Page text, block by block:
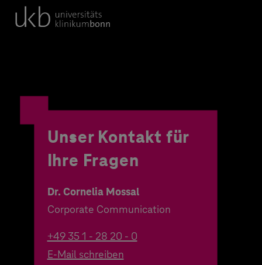
Unser Kontakt für
Ihre Fragen
Dr. Cornelia Mossal
Corporate Communication
+49 35 1 - 28 20 - 0
E-Mail schreiben